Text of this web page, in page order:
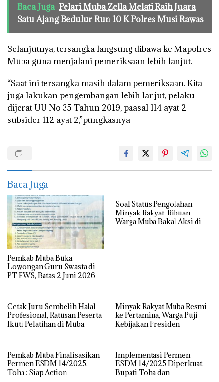
Baca Juga Pelari Muba Zella Melati Raih Juara
Satu Ajang Bedulur Run 10 K Polres Musi Rawas
Selanjutnya, tersangka langsung dibawa ke Mapolres
Muba guna menjalani pemeriksaan lebih lanjut.
“Saat ini tersangka masih dalam pemeriksaan. Kita
juga lakukan pengembangan lebih lanjut, pelaku
dijerat UU No 35 Tahun 2019, paasal 114 ayat 2
subsider 112 ayat 2,”pungkasnya.
Baca Juga
Pemkab Muba Buka
Lowongan Guru Swasta di
PT PWS, Batas 2 Juni 2026
Soal Status Pengolahan
Minyak Rakyat, Ribuan
Warga Muba Bakal Aksi di
Cetak Juru Sembelih Halal
Profesional, Ratusan Peserta
Ikuti Pelatihan di Muba
Minyak Rakyat Muba Resmi
ke Pertamina, Warga Puji
Kebijakan Presiden
Pemkab Muba Finalisasikan
Permen ESDM 14/2025,
Toha : Siap Action
Implementasi Permen
ESDM 14/2025 Diperkuat,
Bupati Toha dan